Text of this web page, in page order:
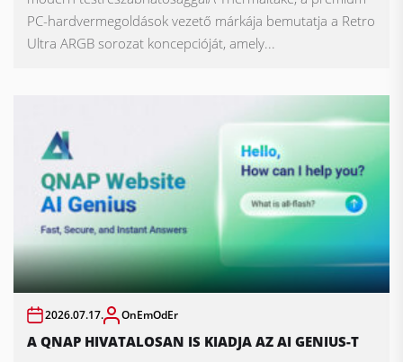
PC-hardvermegoldások vezető márkája bemutatja a Retro
Ultra ARGB sorozat koncepcióját, amely...
2026.07.17. OnEmOdEr
A QNAP HIVATALOSAN IS KIADJA AZ AI GENIUS-T